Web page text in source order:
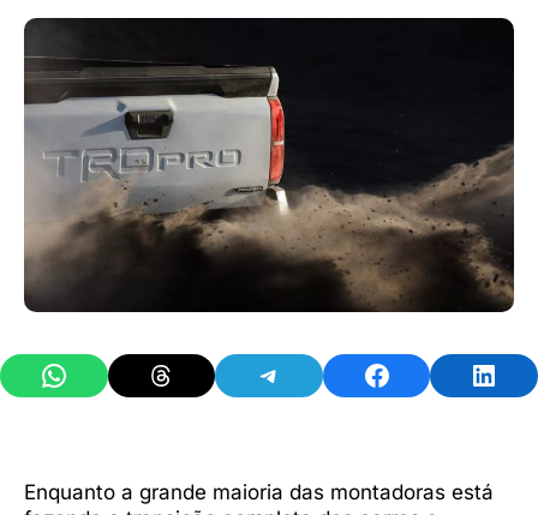
Share on WhatsAppShare on ThreadsShare on TelegramShare on Facebook
Enquanto a grande maioria das montadoras está